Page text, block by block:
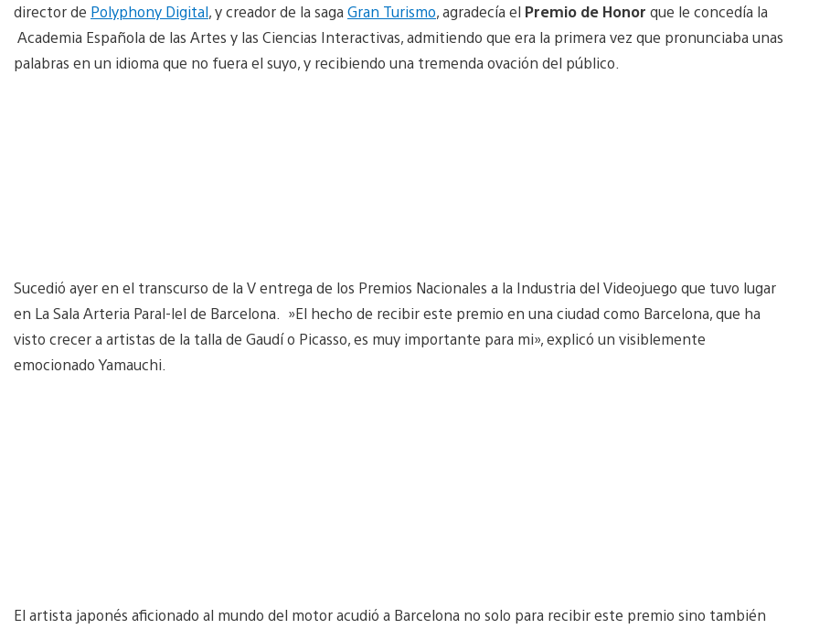
director de Polyphony Digital, y creador de la saga Gran Turismo, agradecía el Premio de Honor que le concedía la
Academia Española de las Artes y las Ciencias Interactivas, admitiendo que era la primera vez que pronunciaba unas
palabras en un idioma que no fuera el suyo, y recibiendo una tremenda ovación del público.
Sucedió ayer en el transcurso de la V entrega de los Premios Nacionales a la Industria del Videojuego que tuvo lugar
en La Sala Arteria Paral-lel de Barcelona. »El hecho de recibir este premio en una ciudad como Barcelona, que ha
visto crecer a artistas de la talla de Gaudí o Picasso, es muy importante para mi», explicó un visiblemente
emocionado Yamauchi.
El artista japonés aficionado al mundo del motor acudió a Barcelona no solo para recibir este premio sino también